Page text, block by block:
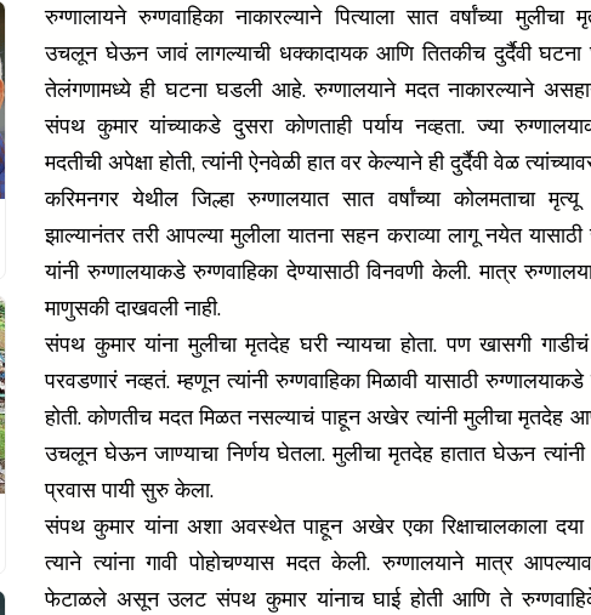
रुग्णालायने रुग्णवाहिका नाकारल्याने पित्याला सात वर्षांच्या मुलीचा
उचलून घेऊन जावं लागल्याची धक्कादायक आणि तितकीच दुर्दैवी
तेलंगणामध्ये ही घटना घडली आहे. रुग्णालयाने मदत नाकारल्याने
संपथ कुमार यांच्याकडे दुसरा कोणताही पर्याय नव्हता. ज्या
मदतीची अपेक्षा होती, त्यांनी ऐनवेळी हात वर केल्याने ही दुर्दैवी वेळ
करिमनगर येथील जिल्हा रुग्णालयात सात वर्षांच्या कोलमताचा मृत्यू
झाल्यानंतर तरी आपल्या मुलीला यातना सहन कराव्या लागू नयेत
यांनी रुग्णालयाकडे रुग्णवाहिका देण्यासाठी विनवणी केली. मात्र
माणुसकी दाखवली नाही.
संपथ कुमार यांना मुलीचा मृतदेह घरी न्यायचा होता. पण खासगी गाडीचं
परवडणारं नव्हतं. म्हणून त्यांनी रुग्णवाहिका मिळावी यासाठी
होती. कोणतीच मदत मिळत नसल्याचं पाहून अखेर त्यांनी मुलीचा मृतदेह
उचलून घेऊन जाण्याचा निर्णय घेतला. मुलीचा मृतदेह हातात घेऊन त्यांनी
प्रवास पायी सुरु केला.
संपथ कुमार यांना अशा अवस्थेत पाहून अखेर एका रिक्षाचालकाला
त्याने त्यांना गावी पोहोचण्यास मदत केली. रुग्णालयाने मात्र
फेटाळले असून उलट संपथ कुमार यांनाच घाई होती आणि ते